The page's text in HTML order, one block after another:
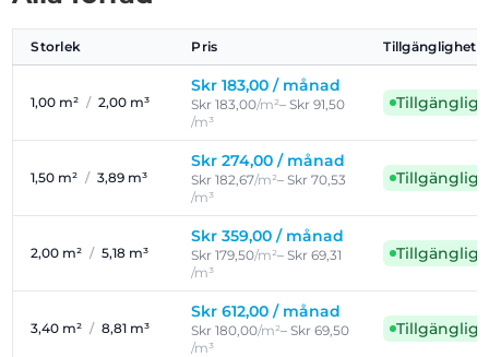
Storlek Pris Tillgänglighet
1,00 m² / 2,00 m³
Skr 183,00 / månad
Skr 183,00/m²– Skr 91,50
/m³
Tillgänglig
1,50 m² / 3,89 m³
Skr 274,00 / månad
Skr 182,67/m²– Skr 70,53
/m³
Tillgänglig
2,00 m² / 5,18 m³
Skr 359,00 / månad
Skr 179,50/m²– Skr 69,31
/m³
Tillgänglig
3,40 m² / 8,81 m³
Skr 612,00 / månad
Skr 180,00/m²– Skr 69,50
/m³
Tillgänglig